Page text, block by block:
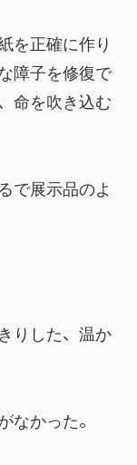
を正確に作り
障子を修復で
命を吹き込む
で展示品のよ
りした、温か
なかった。